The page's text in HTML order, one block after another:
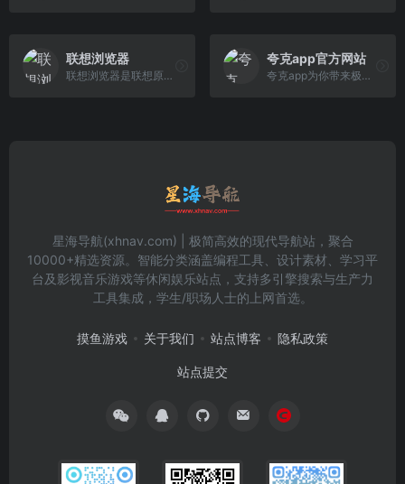
联想浏览器
联想浏览器是联想原厂出品的一款与众不同的高性能浏览器（前身是智慧联想浏览器）。基于chromium92内核开发，经由联想多年的硬件&amp;软件结合实力打造而成。更 快、更轻、更安全！联想浏览器将革新你的浏览体验。全新清爽的交互设计，将是你的贴心助手，让你的生活，娱乐，办公更加井井有条。享受极速浏览，清爽阅读、安全网购等轻松惬意的网络生活。
夸克app官方网站
夸克app为你带来极速、智能、高效的搜索体验,找答案、找资料、找工具,做你学习、工作、生活的高效拍档。登录夸克app官网,立刻下载最新版夸克app,夸克网盘是夸克 推出的一款云服务产品,功能包括云存储、高清看剧、文件在线解压、PDF一键转换等。通过夸克网盘可随时随地管理和使用照片、文档、手机资料,夸克浏览器,夸克翻译,夸克小说,夸克扫描。
星海导航(xhnav.com) | 极简高效的现代导航站，聚合
10000+精选资源。智能分类涵盖编程工具、设计素材、学习平
台及影视音乐游戏等休闲娱乐站点，支持多引擎搜索与生产力
工具集成，学生/职场人士的上网首选。
摸鱼游戏 关于我们 站点博客 隐私政策
站点提交